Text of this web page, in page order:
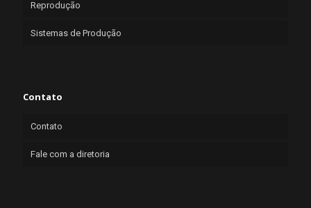
Reprodução
Sistemas de Produção
Contato
Contato
Fale com a diretoria